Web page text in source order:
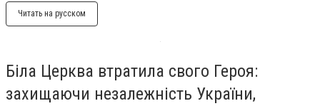
Читать на русском
Біла Церква втратила свого Героя:
захищаючи незалежність України,